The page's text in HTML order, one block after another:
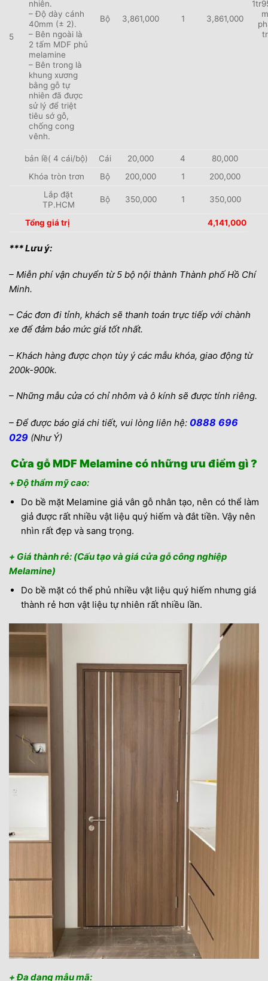
5
nhiên.
– Độ dày cánh
40mm (± 2).
– Bên ngoài là
2 tấm MDF phủ
melamine
– Bên trong là
khung xương
bằng gỗ tự
nhiên đã được
sử lý để triệt
tiêu sớ gỗ,
chống cong
vênh.
Bộ 3,861,000 1 3,861,000
bản lề( 4 cái/bộ) Cái 20,000 4
80,000
Khóa tròn trơn
Bộ 200,000 1
200,000
Lắp đặt
TP.HCM
Bộ 350,000 1 350,000
Tổng giá trị 4,141,000
*** Lưu ý:
– Miễn phí vận chuyển từ 5 bộ nội thành Thành phố Hồ Chí
Minh.
– Các đơn đi tỉnh, khách sẽ thanh toán trực tiếp với chành
xe để đảm bảo mức giá tốt nhất.
– Khách hàng được chọn tùy ý các mẫu khóa, giao động từ
200k-900k.
– Những mẫu cửa có chỉ nhôm và ô kính sẽ được tính riêng.
– Để được báo giá chi tiết, vui lòng liên hệ: 0888 696
029 (Như Ý)
Cửa gỗ MDF Melamine có những ưu điểm gì ?
+ Độ thẩm mỹ cao:
Do bề mặt Melamine giả vân gỗ nhân tạo, nên có thể làm
giả được rất nhiều vật liệu quý hiếm và đắt tiền. Vậy nên
nhìn rất đẹp và sang trọng.
+ Giá thành rẻ: (Cấu tạo và giá cửa gỗ công nghiệp
Melamine)
Do bề mặt có thể phủ nhiều vật liệu quý hiếm nhưng giá
thành rẻ hơn vật liệu tự nhiên rất nhiều lần.
+ Đa dạng mẫu mã: